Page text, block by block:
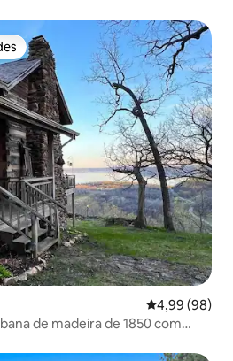
dos hóspedes
4,99 de uma
4,99 (98)
de madeira de 1850 com